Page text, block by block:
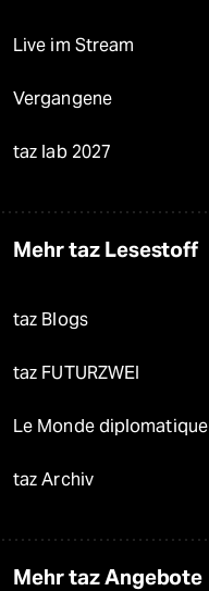
Live im Stream
Vergangene
taz lab 2027
Mehr taz Lesestoff
taz Blogs
taz FUTURZWEI
Le Monde diplomatique
taz Archiv
Mehr taz Angebote